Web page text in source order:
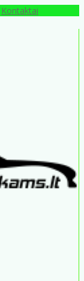
Kontaktai